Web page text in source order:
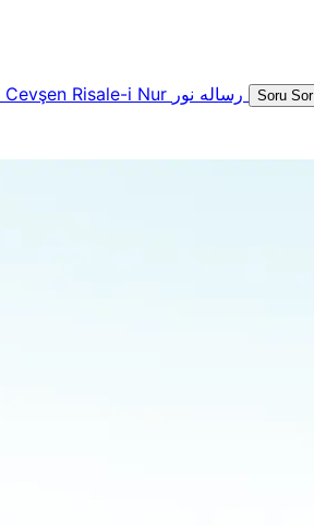
Cevşen Risale-i Nur Soru Sor